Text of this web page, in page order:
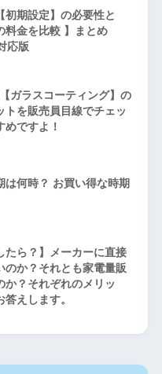
初期設定】の必要性と
料金を比較 】まとめ
応版
ガラスコーティング】の
トを販売員目線でチェッ
めですよ！
は何時？ お買い得な時期
たら？】メーカーに直接
のか？それとも家電量販
か？それぞれのメリッ
えします。